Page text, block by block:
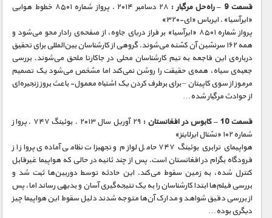
قسمت 9 – راه‌حل مرگبار :
۲۸ دسامبر ۲۰۱۴ . پرواز شماره ۸۵۰۱ خطوط هوایی
«ایرآسیا» . ایرباس «ای-۳۲۰»
پرواز شماره ۸۵۰۱ «ایرآسیا» بر فراز دریای جاوه، از صفحه‌ی رادار محو می‌شود و
همه ۱۶۲ سرنشین آن کشته می‌شوند. گروهی از کارشناسان بین‌المللی برای تحقیق
درباره‌ی این فاجعه به تیم کارشناسان محلی در جاکارتا ملحق می‌شوند. بررسی
جعبه‌ی سیاه، همه‌ی حقیقت را روشن نمی‌کند اما مشخص می‌شود یک تصمیم
مرموز از سوی کاپیتان – برای برطرف کردن یک اشتباه معمول- باعث بروز زنجیره‌ای
از حوادث مرگبار شده…
قسمت 10 – کابوس در افغانستان :
۲۹ آوریل سال ۲۰۱۳ . بوئینگ ۷۴۷ . پرواز
شماره ۱۰۲ «نشنال ایرلاینز»
هواپیمای ترابری بوئینگ ۷۴۷ حامل لوازم و تجهیزات نظامی آماده‌ی پرواز از
فرودگاه بگرام در افغانستان است. پس از چند ثانیه در حالی که هواپیما غیرقابل
کنترل شده، به زمین سقوط می‌کند. این حادثه توسط دوربین‌ها ثبت شد و
بررسی فیلم‌ها ابتدا کارشناسان را به یک نتیجه‌گیری آسان و بدیهی رساند اما، پس
از بررسی دقیق شواهد و مدارک آن‌ها متوجه شدند دلیل سقوط این هواپیما چیز
دیگری بوده…